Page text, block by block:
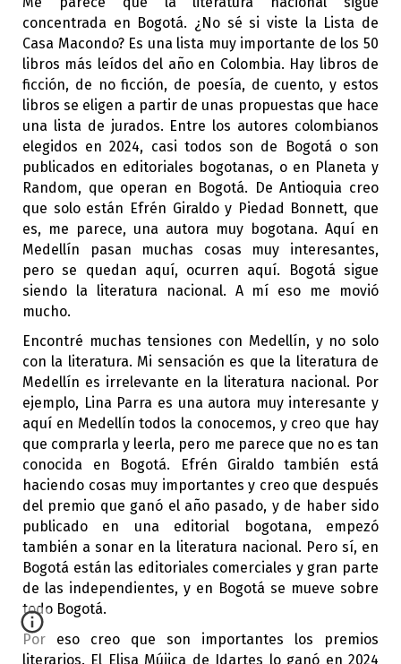
concentrada en Bogotá. ¿No sé si viste la Lista de
Casa Macondo? Es una lista muy importante de los 50
libros más leídos del año en Colombia. Hay libros de
ficción, de no ficción, de poesía, de cuento, y estos
libros se eligen a partir de unas propuestas que hace
una lista de jurados. Entre los autores colombianos
elegidos en 2024, casi todos son de Bogotá o son
publicados en editoriales bogotanas, o en Planeta y
Random, que operan en Bogotá. De Antioquia creo
que solo están Efrén Giraldo y Piedad Bonnett, que
es, me parece, una autora muy bogotana. Aquí en
Medellín pasan muchas cosas muy interesantes,
pero se quedan aquí, ocurren aquí. Bogotá sigue
siendo la literatura nacional. A mí eso me movió
mucho.
Encontré muchas tensiones con Medellín, y no solo
con la literatura. Mi sensación es que la literatura de
Medellín es irrelevante en la literatura nacional. Por
ejemplo, Lina Parra es una autora muy interesante y
aquí en Medellín todos la conocemos, y creo que hay
que comprarla y leerla, pero me parece que no es tan
conocida en Bogotá. Efrén Giraldo también está
haciendo cosas muy importantes y creo que después
del premio que ganó el año pasado, y de haber sido
publicado en una editorial bogotana, empezó
también a sonar en la literatura nacional. Pero sí, en
Bogotá están las editoriales comerciales y gran parte
de las independientes, y en Bogotá se mueve sobre
todo Bogotá.
Por eso creo que son importantes los premios
literarios. El Elisa Mújica de Idartes lo ganó en 2024